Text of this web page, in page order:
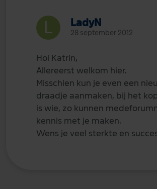
LadyN
28 september 2012
Hoi Katrin,
Allereerst welkom hier.
Misschien kun je even een
draadje aanmaken, bij het
is wie, zo kunnen
kennis met je maken.
Wens je veel sterkte en